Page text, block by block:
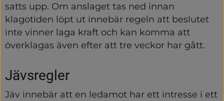
satts upp. Om anslaget tas ned innan
klagotiden löpt ut innebär regeln att beslutet
inte vinner laga kraft och kan komma att
överklagas även efter att tre veckor har gått.
Jävsregler
Jäv innebär att en ledamot har ett intresse i ett